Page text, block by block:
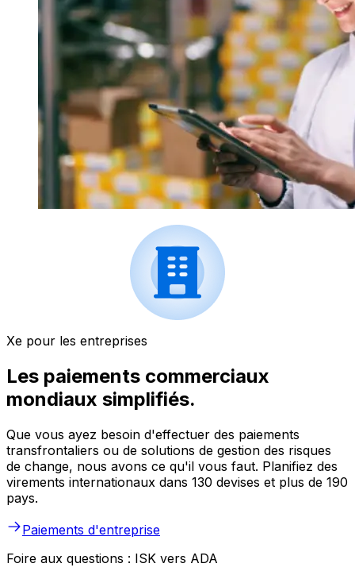
Xe pour les entreprises
Les paiements commerciaux
mondiaux simplifiés.
Que vous ayez besoin d'effectuer des paiements
transfrontaliers ou de solutions de gestion des risques
de change, nous avons ce qu'il vous faut. Planifiez des
virements internationaux dans 130 devises et plus de 190
pays.
Paiements d'entreprise
Foire aux questions : ISK vers ADA